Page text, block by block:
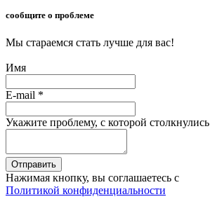
сообщите о проблеме
Мы стараемся стать лучше для вас!
Имя
E-mail *
Укажите проблему, с которой столкнулись
Отправить
Нажимая кнопку, вы соглашаетесь с
Политикой конфиденциальности